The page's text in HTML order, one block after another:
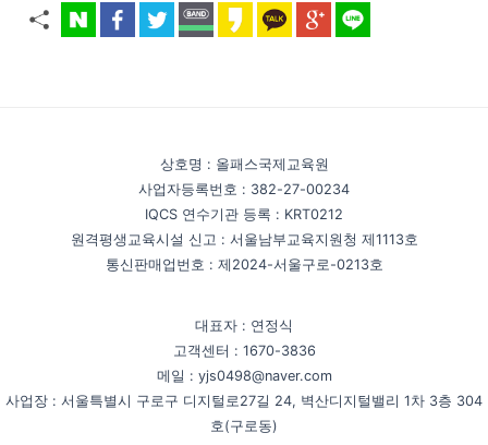
상호명 : 올패스국제교육원
사업자등록번호 : 382-27-00234
IQCS 연수기관 등록 : KRT0212
원격평생교육시설 신고 : 서울남부교육지원청 제1113호
통신판매업번호 : 제2024-서울구로-0213호
대표자 : 연정식
고객센터 : 1670-3836
메일 : yjs0498@naver.com
사업장 : 서울특별시 구로구 디지털로27길 24, 벽산디지털밸리 1차 3층 304
호(구로동)